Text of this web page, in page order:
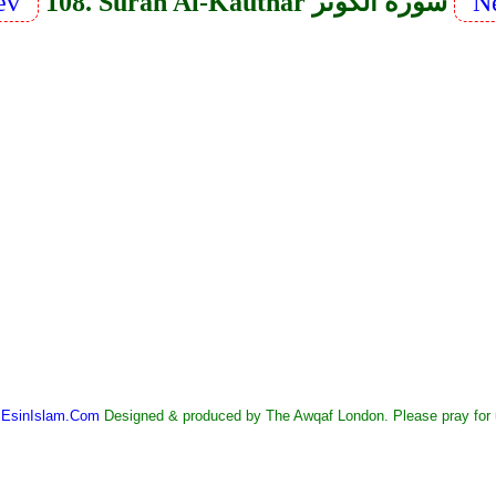
EsinIslam.Com Designed & produced by The Awqaf London. Please pray for